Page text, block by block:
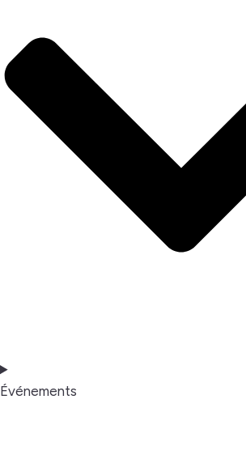
Événements